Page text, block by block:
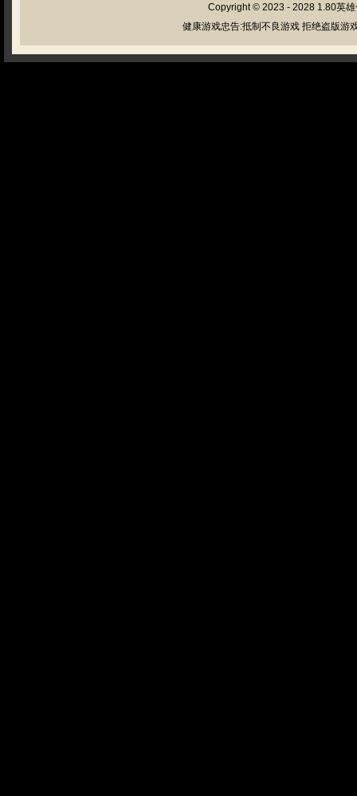
Copyright © 2023 - 2028 1.80英
健康游戏忠告:抵制不良游戏 拒绝盗版游